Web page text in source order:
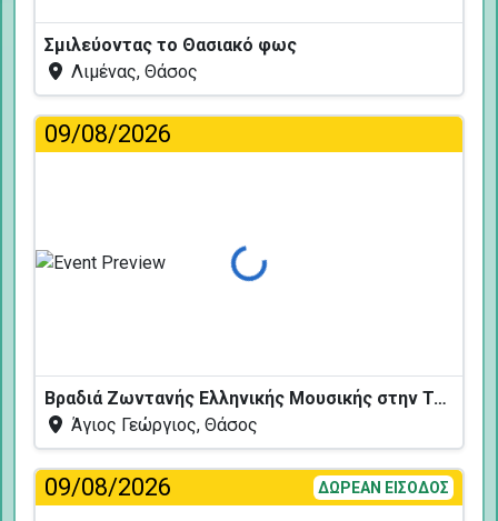
Σμιλεύοντας το Θασιακό φως
Λιμένας, Θάσος
09/08/2026
Φόρτωση...
Βραδιά Ζωντανής Ελληνικής Μουσικής στην Ταβέρνα Κελάρι
Άγιος Γεώργιος, Θάσος
09/08/2026 ΔΩΡΕΑΝ ΕΙΣΟΔΟΣ